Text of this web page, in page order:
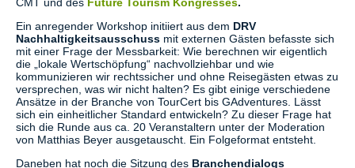
Ein anregender Workshop initiiert aus dem DRV
Nachhaltigkeitsausschuss mit externen Gästen befasste sich
mit einer Frage der Messbarkeit: Wie berechnen wir eigentlich
die „lokale Wertschöpfung“ nachvollziehbar und wie
kommunizieren wir rechtssicher und ohne Reisegästen etwas zu
versprechen, was wir nicht halten? Es gibt einige verschiedene
Ansätze in der Branche von TourCert bis GAdventures. Lässt
sich ein einheitlicher Standard entwickeln? Zu dieser Frage hat
sich die Runde aus ca. 20 Veranstaltern unter der Moderation
von Matthias Beyer ausgetauscht. Ein Folgeformat entsteht.
Daneben hat noch die Sitzung des Branchendialogs